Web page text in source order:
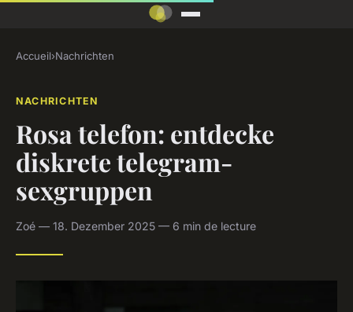
Accueil›Nachrichten
NACHRICHTEN
Rosa telefon: entdecke
diskrete telegram-
sexgruppen
Zoé — 18. Dezember 2025 — 6 min de lecture